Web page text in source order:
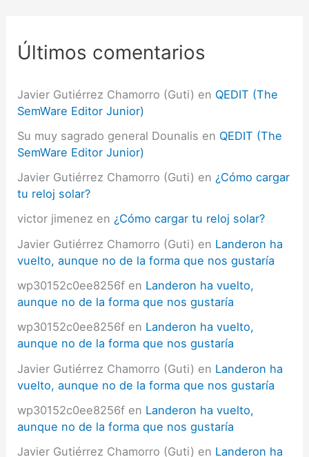
Últimos comentarios
Javier Gutiérrez Chamorro (Guti) en QEDIT (The
SemWare Editor Junior)
Su muy sagrado general Dounalis en QEDIT (The
SemWare Editor Junior)
Javier Gutiérrez Chamorro (Guti) en ¿Cómo cargar
tu reloj solar?
victor jimenez en ¿Cómo cargar tu reloj solar?
Javier Gutiérrez Chamorro (Guti) en Landeron ha
vuelto, aunque no de la forma que nos gustaría
wp30152c0ee8256f en Landeron ha vuelto,
aunque no de la forma que nos gustaría
wp30152c0ee8256f en Landeron ha vuelto,
aunque no de la forma que nos gustaría
Javier Gutiérrez Chamorro (Guti) en Landeron ha
vuelto, aunque no de la forma que nos gustaría
wp30152c0ee8256f en Landeron ha vuelto,
aunque no de la forma que nos gustaría
Javier Gutiérrez Chamorro (Guti) en Landeron ha